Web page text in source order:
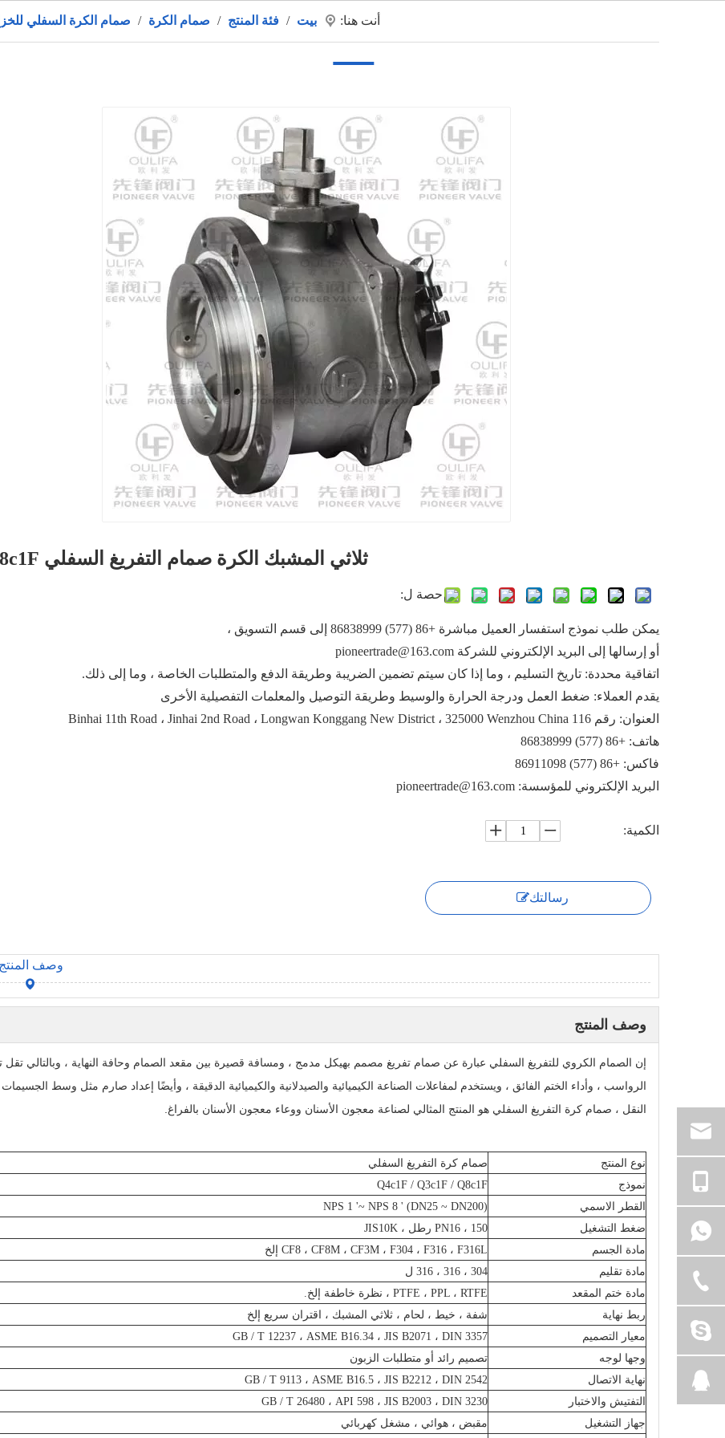
اتصال حار فيديو
أنت هنا: بيت / فئة المنتج / صمام الكرة / صمام الكرة السفلي
ثلاثي المشبك الكرة صمام التفريغ السفلي Q8c1F
حصة ل:
يمكن طلب نموذج استفسار العميل مباشرة +86 (577) 86838999 إلى قسم التسويق ،
أو إرسالها إلى البريد الإلكتروني للشركة pioneertrade@163.com
اتفاقية محددة: تاريخ التسليم ، وما إذا كان سيتم تضمين الضريبة وطريقة الدفع والمتطلبات الخاصة ، وما إلى ذلك.
يقدم العملاء: ضغط العمل ودرجة الحرارة والوسيط وطريقة التوصيل والمعلمات التفصيلية الأخرى
العنوان: رقم 116 Binhai 11th Road ، Jinhai 2nd Road ، Longwan Konggang New District ، 325000 Wenzhou China
هاتف: +86 (577) 86838999
فاكس: +86 (577) 86911098
البريد الإلكتروني للمؤسسة: pioneertrade@163.com
الكمية:
رسالتك
وصف المنتج
وصف المنتج
إن الصمام الكروي للتفريغ السفلي عبارة عن صمام تفريغ مصمم بهيكل مدمج ، ومسافة قصيرة بين مقعد الصمام وحافة النهاية ، وبالتالي تقل
الرواسب ، وأداء الختم الفائق ، ويستخدم لمفاعلات الصناعة الكيميائية والصيدلانية والكيميائية الدقيقة ، وأيضًا إعداد صارم مثل وسط الجسيمات
النقل ، صمام كرة التفريغ السفلي هو المنتج المثالي لصناعة معجون الأسنان ووعاء معجون الأسنان بالفراغ.
نوع المنتج
صمام كرة التفريغ السفلي
نموذج
Q4c1F / Q3c1F / Q8c1F
القطر الاسمي
NPS 1 '~ NPS 8 ' (DN25 ~ DN200)
ضغط التشغيل
PN16 ، 150 رطل ، JIS10K
مادة الجسم
CF8 ، CF8M ، CF3M ، F304 ، F316 ، F316L إلخ
مادة تقليم
304 ، 316 ، 316 ل
مادة ختم المقعد
PTFE ، PPL ، RTFE ، نظرة خاطفة إلخ.
ربط نهاية
شفة ، خيط ، لحام ، ثلاثي المشبك ، اقتران سريع إلخ
معيار التصميم
GB / T 12237 ، ASME B16.34 ، JIS B2071 ، DIN 3357
وجها لوجه
تصميم رائد أو متطلبات الزبون
نهاية الاتصال
GB / T 9113 ، ASME B16.5 ، JIS B2212 ، DIN 2542
التفتيش والاختبار
GB / T 26480 ، API 598 ، JIS B2003 ، DIN 3230
جهاز التشغيل
مقبض ، هوائي ، مشغل كهربائي